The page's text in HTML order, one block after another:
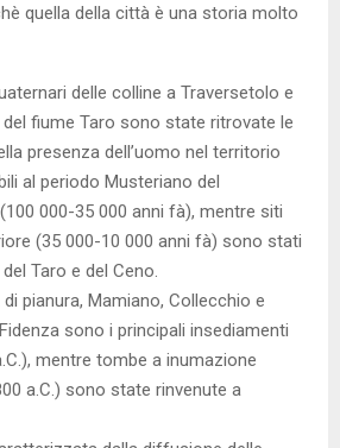
quella della città è una storia molto
delle colline a Traversetolo e
fiume Taro sono state ritrovate le
presenza dell’uomo nel territorio
al periodo Musteriano del
000-35 000 anni fà), mentre siti
(35 000-10 000 anni fà) sono stati
Taro e del Ceno.
di pianura, Mamiano, Collecchio e
sono i principali insediamenti
mentre tombe a inumazione
a.C.) sono state rinvenute a